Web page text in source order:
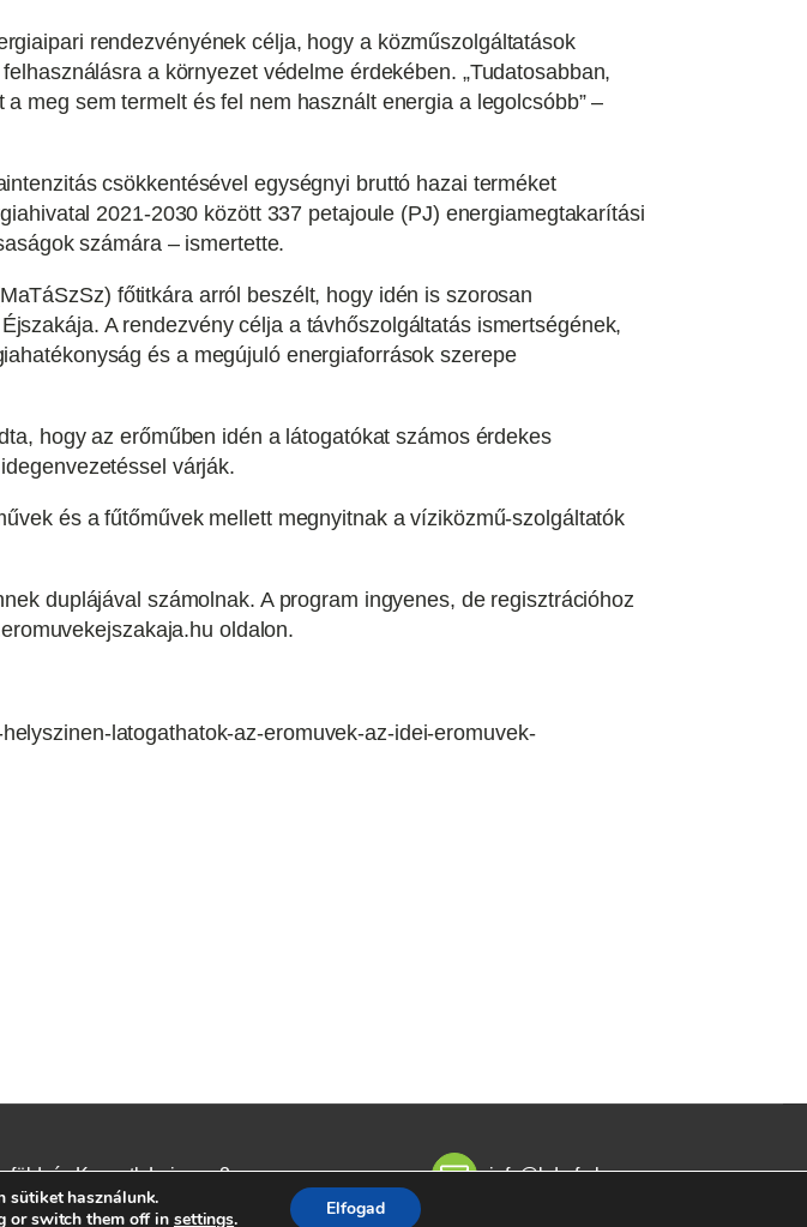
rendezvényének célja, hogy a közműszolgáltatások
a környezet védelme érdekében. „Tudatosabban,
meg sem termelt és fel nem használt energia a legolcsóbb” –
csökkentésével egységnyi bruttó hazai terméket
2021-2030 között 337 petajoule (PJ) energiamegtakarítási
számára – ismertette.
főtitkára arról beszélt, hogy idén is szorosan
A rendezvény célja a távhőszolgáltatás ismertségének,
és a megújuló energiaforrások szerepe
hogy az erőműben idén a látogatókat számos érdekes
várják.
és a fűtőművek mellett megnyitnak a víziközmű-szolgáltatók
duplájával számolnak. A program ingyenes, de regisztrációhoz
oldalon.
latogathatok-az-eromuvek-az-idei-eromuvek-
Kossuth Lajos u. 2. info@kdmfu.hu
sütiket használunk.
or switch them off in settings. Elfogad